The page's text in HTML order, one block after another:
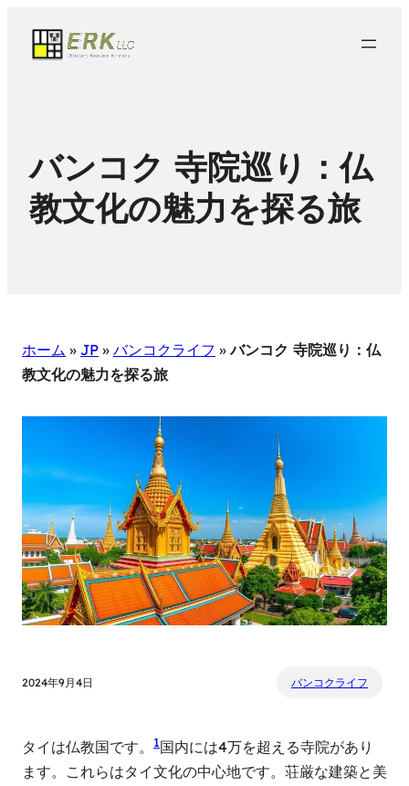
バンコク 寺院巡り：仏
教文化の魅力を探る旅
ホーム » JP » バンコクライフ »バンコク 寺院巡り：仏
教文化の魅力を探る旅
2024年9月4日 バンコクライフ
タイは仏教国です。 1国内には4万を超える寺院があり
ます。これらはタイ文化の中心地です。荘厳な建築と美